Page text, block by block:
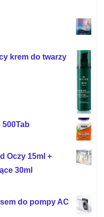
krem do twarzy
Oczy 15ml +
30ml
do pompy AC